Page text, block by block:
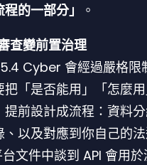
的一部分」
。
查變前置治理
Cyber 會經過嚴格限
「是否能用」「怎麼
提前設計成流程：資料
以及對應到你自己的
文件中談到 API 會用於